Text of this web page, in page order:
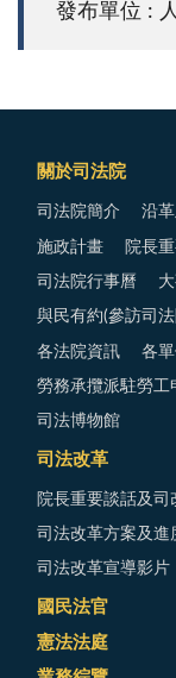
發布單位 :
關於司法院
司法院簡介 沿
施政計畫 院長
司法院行事曆
與民有約(參訪司法
各法院資訊 各
勞務承攬派駐勞工
司法博物館
司法改革
院長重要談話及司
司法改革方案及進
司法改革宣導影片
國民法官
憲法法庭